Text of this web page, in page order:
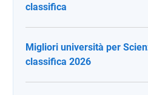
classifica
Migliori università per
classifica 2026